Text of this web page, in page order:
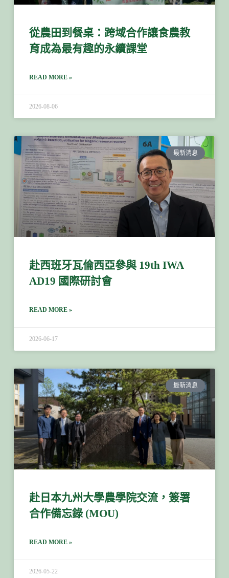
從農田到餐桌：跨域合作讓食農教
育成為最有趣的永續課堂
READ MORE »
2026-08-06
最新消息
赴西班牙瓦倫西亞參與 19th IWA
AD19 國際研討會
READ MORE »
2026-06-17
最新消息
赴日本九州大學農學院交流，簽署
合作備忘錄 (MOU)
READ MORE »
2026-05-22